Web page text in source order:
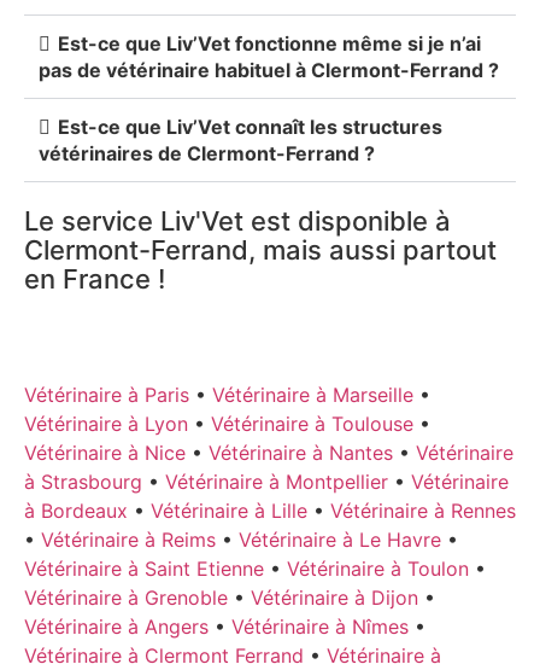
Est-ce que Liv’Vet fonctionne même si je n’ai
pas de vétérinaire habituel à Clermont-Ferrand ?
Est-ce que Liv’Vet connaît les structures
vétérinaires de Clermont-Ferrand ?
Le service Liv'Vet est disponible à
Clermont-Ferrand, mais aussi partout
en France !
Vétérinaire à Paris • Vétérinaire à Marseille •
Vétérinaire à Lyon • Vétérinaire à Toulouse •
Vétérinaire à Nice • Vétérinaire à Nantes • Vétérinaire
à Strasbourg • Vétérinaire à Montpellier • Vétérinaire
à Bordeaux • Vétérinaire à Lille • Vétérinaire à Rennes
• Vétérinaire à Reims • Vétérinaire à Le Havre •
Vétérinaire à Saint Etienne • Vétérinaire à Toulon •
Vétérinaire à Grenoble • Vétérinaire à Dijon •
Vétérinaire à Angers • Vétérinaire à Nîmes •
Vétérinaire à Clermont Ferrand • Vétérinaire à